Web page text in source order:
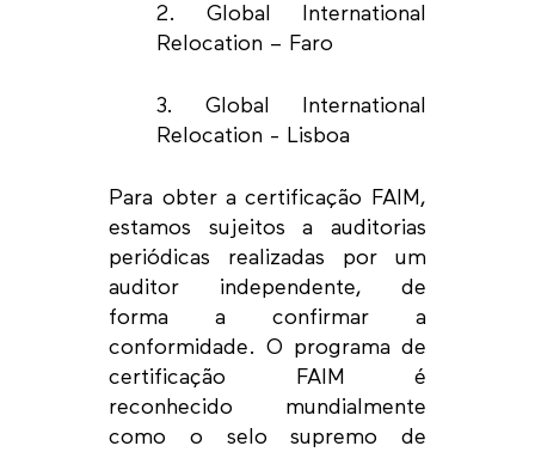
2. Global International
Relocation – Faro
3. Global International
Relocation - Lisboa
Para obter a certificação FAIM,
estamos sujeitos a auditorias
periódicas realizadas por um
auditor independente, de
forma a confirmar a
conformidade. O programa de
certificação FAIM é
reconhecido mundialmente
como o selo supremo de